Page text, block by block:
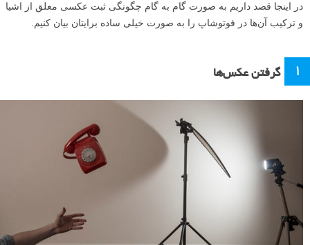
در اینجا قصد داریم به صورت گام به گام چگونگی ثبت عکسی معلق از اشیا
و ترکیب آن‌ها در فوتوشاپ را به صورت خیلی ساده برایتان بیان کنیم.
۱ گرفتن عکس‌‌ها